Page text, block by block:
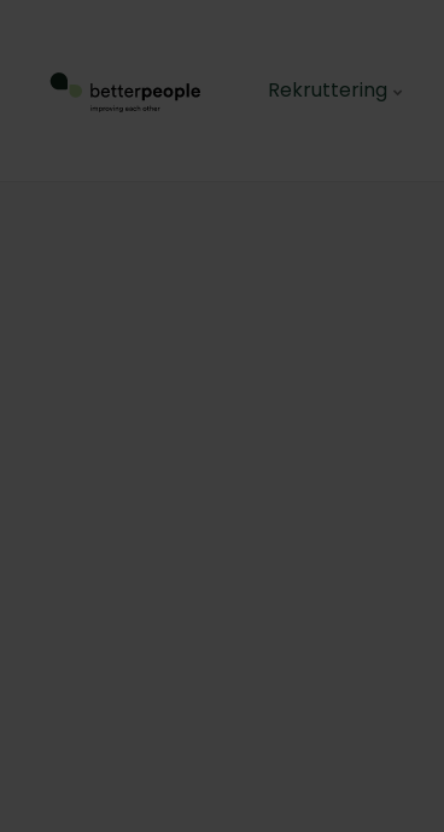
Rekruttering